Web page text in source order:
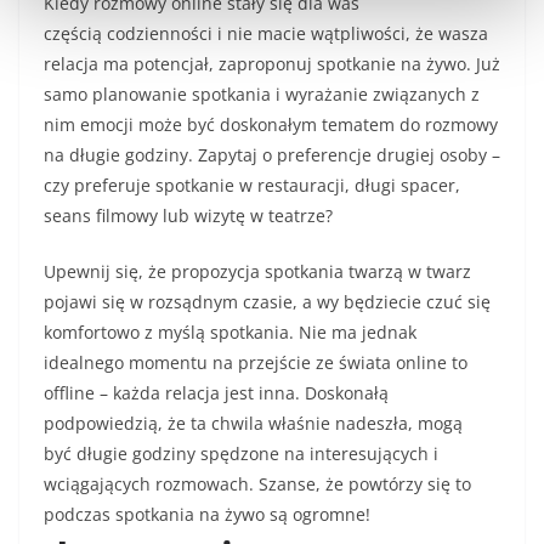
częścią codzienności i nie macie wątpliwości, że wasza
relacja ma potencjał, zaproponuj spotkanie na żywo. Już
samo planowanie spotkania i wyrażanie związanych z
nim emocji może być doskonałym tematem do rozmowy
na długie godziny. Zapytaj o preferencje drugiej osoby –
czy preferuje spotkanie w restauracji, długi spacer,
seans filmowy lub wizytę w teatrze?
Upewnij się, że propozycja spotkania twarzą w twarz
pojawi się w rozsądnym czasie, a wy będziecie czuć się
komfortowo z myślą spotkania. Nie ma jednak
idealnego momentu na przejście ze świata online to
offline – każda relacja jest inna. Doskonałą
podpowiedzią, że ta chwila właśnie nadeszła, mogą
być długie godziny spędzone na interesujących i
wciągających rozmowach. Szanse, że powtórzy się to
podczas spotkania na żywo są ogromne!